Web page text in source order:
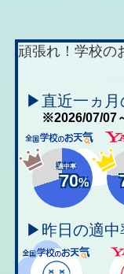
頑張れ！学校の
▶直近一ヵ月
※2026/07/07
適中率
70%
▶昨日の適中